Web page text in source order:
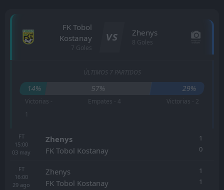
FK Tobol
Kostanay
7 Goles
VS Zhenys
8 Goles
ÚLTIMOS 7 PARTIDOS
14% 57% 29%
Victorias -
1
Empates - 4 Victorias - 2
FT
15:00
03 may
Zhenys
FK Tobol Kostanay
1
0
FT
16:00
29 ago
Zhenys
FK Tobol Kostanay
1
1